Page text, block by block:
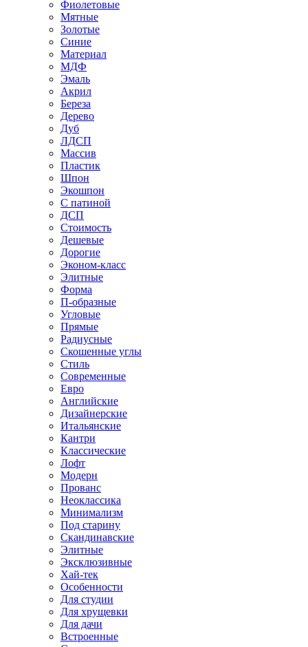
Фиолетовые
Мятные
Золотые
Синие
Материал
МДФ
Эмаль
Акрил
Береза
Дерево
Дуб
ЛДСП
Массив
Пластик
Шпон
Экошпон
С патиной
ДСП
Стоимость
Дешевые
Дорогие
Эконом-класс
Элитные
Форма
П-образные
Угловые
Прямые
Радиусные
Скошенные углы
Стиль
Современные
Евро
Английские
Дизайнерские
Итальянские
Кантри
Классические
Лофт
Модерн
Прованс
Неоклассика
Минимализм
Под старину
Скандинавские
Элитные
Эксклюзивные
Хай-тек
Особенности
Для студии
Для хрущевки
Для дачи
Встроенные